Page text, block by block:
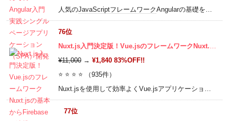
人気のJavaScriptフレームワークAngularの基礎を学び、TypeScriptやRxJSなどの関連技術の基礎、シングルページアプリケーションの開発手法、Firebaseでアプリケーションを構築する方法を習得しよう！
76位
Nuxt.js入門決定版！Vue.jsのフレームワークNuxt.jsの基本からFirebaseと連携したSPAの開発まで
¥11,000→ ¥1,840 83%OFF!!
⭐ ⭐ ⭐ ⭐ （935件）
Nuxt.jsを使用して効率よくVue.jsアプリケーションを構築しよう！Vue Routerを利用したルーティング設定、Vuexストアを使用した状態管理、非同期通信、アセットの取り扱いを学ぶ。カウンターアプリ、TODO
77位